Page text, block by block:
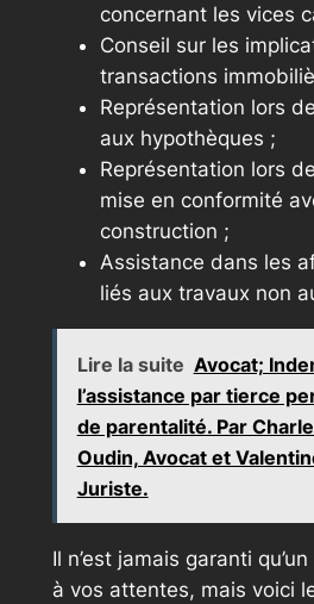
concernant les vices
Conseil sur les
transactions
Représentation lors
aux hypothèques ;
Représentation lors
mise en conformité
construction ;
Assistance dans les
liés aux travaux non
Lire la suite Avocat;
l’assistance par tierce
de parentalité. Par
Oudin, Avocat et
Juriste.
Il n’est jamais garanti
à vos attentes, mais voici